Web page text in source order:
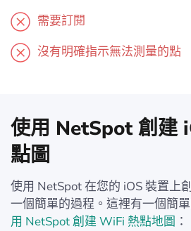
需要訂閱
沒有明確指示無法測量的點
使用 NetSpot 創建
點圖
使用 NetSpot 在您的 iOS 裝置上
一個簡單的過程。這裡有一個簡
用 NetSpot 創建 WiFi 熱點地圖 ：